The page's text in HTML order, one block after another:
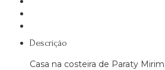
Descrição
Casa na costeira de Paraty